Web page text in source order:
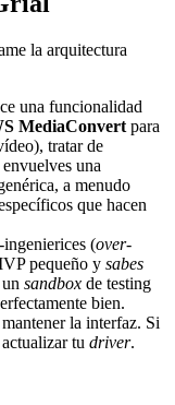
la arquitectura
una funcionalidad
MediaConvert para
tratar de
una
a menudo
que hacen
(over-
pequeño y sabes
sandbox de testing
bien.
la interfaz. Si
tu driver.